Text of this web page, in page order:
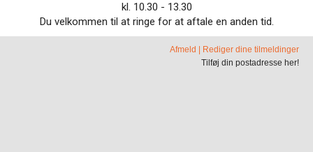
kl. 10.30 - 13.30
Du velkommen til at ringe for at aftale en anden tid.
Afmeld
Rediger dine tilmeldinger
Tilføj din postadresse her!